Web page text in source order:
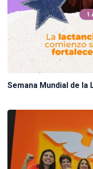
Semana Mundial de la